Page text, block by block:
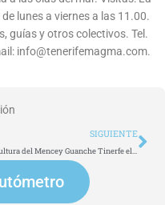
lunes a viernes a las 11.00.
guías y otros colectivos. Tel.
info@tenerifemagma.com.
SIGUIENTE